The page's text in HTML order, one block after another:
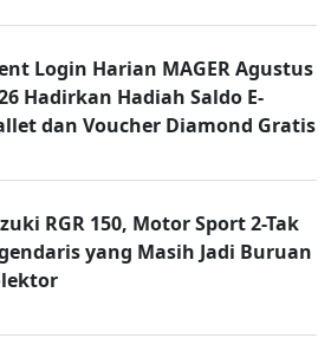
Login Harian MAGER Agustus
Hadirkan Hadiah Saldo E-
dan Voucher Diamond Gratis
RGR 150, Motor Sport 2-Tak
yang Masih Jadi Buruan